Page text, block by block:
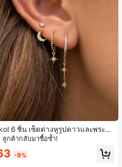
6 ชิ้น เซ็ตต่างหูรูปดาวและพระจั
ประดับเพทายทองแดงเงางามหรูห
ลูกค้ากลับมาซื้อซ้ำ!
-9%